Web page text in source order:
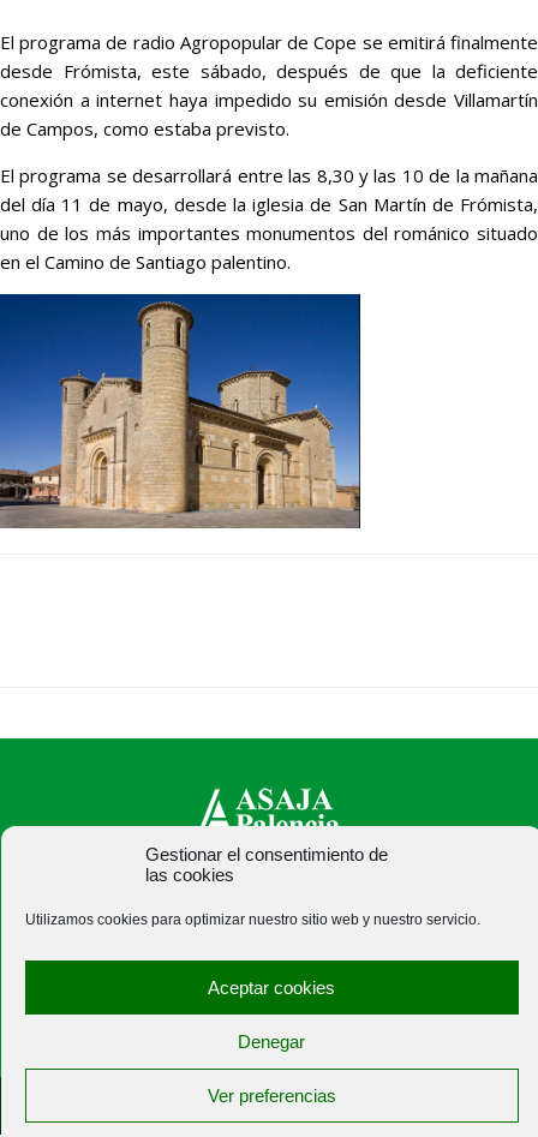
Gestionar el consentimiento de
las cookies
Utilizamos cookies para optimizar nuestro sitio web y nuestro servicio.
Aceptar cookies
Denegar
Ver preferencias
El programa de radio Agropopular de Cope se emitirá finalmente
desde Frómista, este sábado, después de que la deficiente
conexión a internet haya impedido su emisión desde Villamartín
de Campos, como estaba previsto.
El programa se desarrollará entre las 8,30 y las 10 de la mañana
del día 11 de mayo, desde la iglesia de San Martín de Frómista,
uno de los más importantes monumentos del románico situado
en el Camino de Santiago palentino.
ASAJA Palencia - Jóvenes Agricultores
C/ Felipe Prieto, 8. Pza. Bigar Centro - 34001 Palencia -
asajapalencia@asajapalencia.com
© Aviso Legal | Xolido